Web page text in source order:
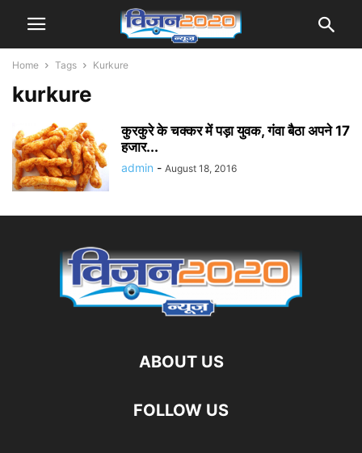
Home Tags Kurkure
kurkure
कुरकुरे के चक्कर में पड़ा युवक, गंवा बैठा अपने 17
हजार...
admin - August 18, 2016
ABOUT US
FOLLOW US